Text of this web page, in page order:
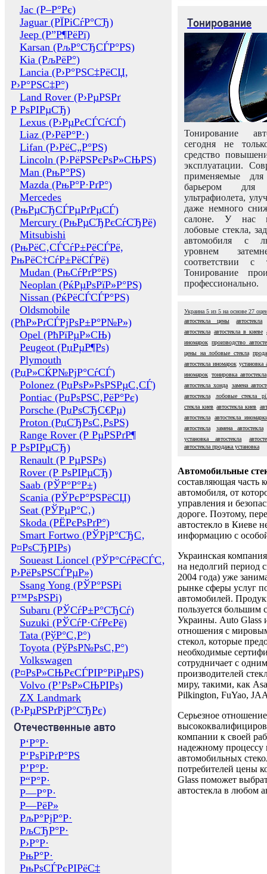
Jac (Р–Р°Рє)
Jaguar (РЇРіСѓР°СЂ)
Jeep (Р”Р¶РёРї)
Karsan (РљР°СЂСЃР°РЅ)
Kia (РљРёР°)
Lancia (Р›Р°РЅС‡РёСЏ,
Р›Р°РЅС‡Р°)
Land Rover (Р›РµРЅРґ
Р РѕРІРµСЂ)
Lexus (Р›РµРєСЃСѓСЃ)
Liaz (Р›РёР°Р·)
Lifan (Р›РёС„Р°РЅ)
Lincoln (Р›РёРЅРєРѕР»СЊРЅ)
Man (РњР°РЅ)
Mazda (РњР°Р·РґР°)
Mercedes
(РњРµСЂСЃРµРґРµСЃ)
Mercury (РњРµСЂРєСѓСЂРё)
Mitsubishi
(РњРёС‚СЃСѓР±РёСЃРё,
РњРёС†СѓР±РёСЃРё)
Mudan (РњСѓРґР°РЅ)
Neoplan (РќРµРѕРїР»Р°РЅ)
Nissan (РќРёСЃСЃР°РЅ)
Oldsmobile
(РћР»РґСЃРјРѕР±Р°Р№Р»)
Opel (РћРїРµР»СЊ)
Peugeot (РџРµР¶Рѕ)
Plymouth
(РџР»СЌР№РјР°СѓСЃ)
Polonez (РџРѕР»РѕРЅРµС‚СЃ)
Pontiac (РџРѕРЅС‚РёР°Рє)
Porsche (РџРѕСЂС€Рµ)
Proton (РџСЂРѕС‚РѕРЅ)
Range Rover (Р РµРЅРґР¶
Р РѕРІРµСЂ)
Renault (Р РµРЅРѕ)
Rover (Р РѕРІРµСЂ)
Saab (РЎР°Р°Р±)
Scania (РЎРєР°РЅРёСЏ)
Seat (РЎРµР°С‚)
Skoda (РЁРєРѕРґР°)
Smart Fortwo (РЎРјР°СЂС‚
Р¤РѕСЂРІРѕ)
Soueast Lioncel (РЎР°СѓРёСЃС‚
Р›РёРѕРЅСЃРµР»)
Ssang Yong (РЎР°РЅРі
Р™РѕРЅРі)
Subaru (РЎСѓР±Р°СЂСѓ)
Suzuki (РЎСѓР·СѓРєРё)
Tata (РўР°С‚Р°)
Toyota (РўРѕР№РѕС‚Р°)
Volkswagen
(Р¤РѕР»СЊРєСЃРІР°РіРµРЅ)
Volvo (Р’РѕР»СЊРІРѕ)
ZX Landmark
(Р›РµРЅРґРјР°СЂРє)
Отечественные авто
Р‘Р°Р·
Р‘РѕРіРґР°РЅ
Р’Р°Р·
Р“Р°Р·
Р—Р°Р·
Р—РёР»
РљР°РјР°Р·
РљСЂР°Р·
Р›Р°Р·
РњР°Р·
РњРѕСЃРєРІРёС‡
Тонирование
Тонирование
сегодня не
средство
эксплуатации.
применяемые
барьером для
ультрафиолета,
даже немного
салоне. У нас
лобовые стекла,
автомобиля с
уровнем
соответствии с
Тонирование
профессионально.
Украина 5 из 5 на основе 27
автостекла цены
автостекла
автостекла автостекла в киеве
иномарок производство
цены на лобовые стекла
автостекла иномарок установка
иномарок тонировка автостекла
автостекла хонда
замена
автостекла
лобовые стекла
стекла киев автостекла киев
автостекла
автостекла
автостекла
замена автостекла
установка автостекла
автостекла продажа установка
Автомобильные
составляющая часть
автомобиля, от
управления и
дороге. Поэтому,
автостекло в Киеве
информацию с
Украинская
на недолгий период
2004 года) уже
рынке сферы услуг
автомобилей.
пользуется большим
Украины. Auto Glass
отношения с
стекол, которые
необходимые
сотрудничает с
производителей
миру, такими, как
Pilkington, FuYao,
Серьезное отношение
компании к своей
надежному процессу
автомобильных
потребителей цены
Glass поможет
автостекла в любом